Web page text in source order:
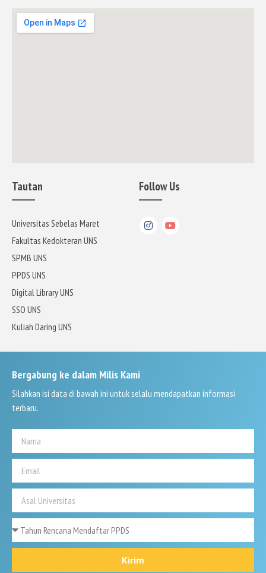
Tautan
Universitas Sebelas Maret
Fakultas Kedokteran UNS
SPMB UNS
PPDS UNS
Digital Library UNS
SSO UNS
Kuliah Daring UNS
Follow Us
Bergabung ke dalam Milis Kami
Silahkan isi data di bawah ini untuk selalu mendapatkan informasi
terbaru.
Kirim